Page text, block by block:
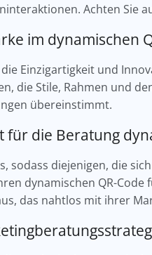
Achten Sie
im dynamischen
die Einzigartigkeit und
die Stile, Rahmen und
übereinstimmt.
die Beratung
sodass diejenigen, die
dynamischen QR-
das nahtlos mit ihrer